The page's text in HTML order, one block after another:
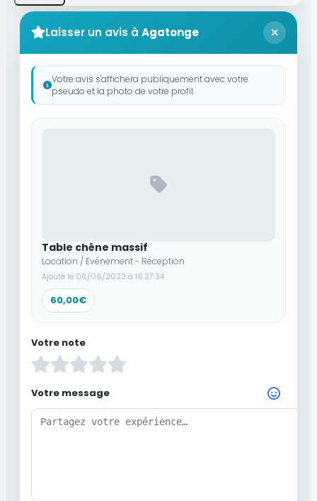
Laisser un avis à Agatonge
Votre avis s'affichera publiquement avec votre
pseudo et la photo de votre profil.
Table chêne massif
Location / Evénement - Réception
Ajouté le 06/06/2023 à 16:27:34
60,00€
Votre note
Votre message
Choisir un Emoji